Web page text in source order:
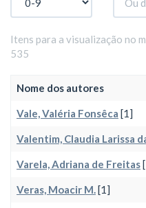
Itens para a visualização no
535
Nome dos autores
Vale, Valéria Fonsêca [1]
Valentim, Claudia Larissa
Varela, Adriana de Freitas
Veras, Moacir M.[1]